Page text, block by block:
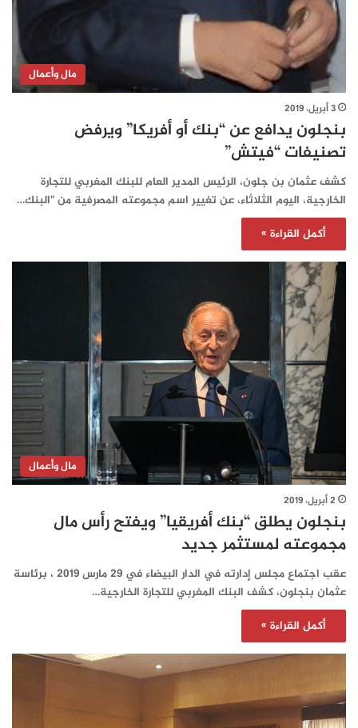
مال وأعمال
3 أبريل، 2019
بنجلون يدافع عن “بنك أو أفريكا” ويرفض
تصنيفات “فيتش”
كشف عثمان بن جلون، الرئيس المدير العام للبنك المغربي للتجارة
الخارجية، اليوم الثلاثاء، عن تغيير اسم مجموعته المصرفية من "البنك…
أكمل القراءة »
مال وأعمال
2 أبريل، 2019
بنجلون يطلق “بنك أفريقيا” ويفتح رأس مال
مجموعته لمستثمر جديد
عقب اجتماع مجلس إدارته في الدار البيضاء في 29 مارس 2019 ، برئاسة
عثمان بنجلون، كشف البنك المغربي للتجارة الخارجية…
أكمل القراءة »